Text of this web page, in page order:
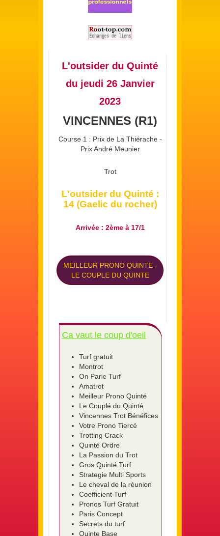
L'outsider du Quinté
du jeudi 26 Janvier
2023
VINCENNES (R1)
Course 1 : Prix de La Thiérache -
Prix André Meunier
Trot
L'outsider du Quinté :
14 (Gaelic du rocher)
Arrivée : 2ème à 17/1
MEILLEUR PRONO QUINTE-
LE COUPLE DU QUINTE
Ca vaut le coup d'oeil
Turf gratuit
Montrot
On Parie Turf
Amatrot
Meilleur Prono Quinté
Le Couplé du Quinté
Vincennes Trot Bénéfices
Votre Prono Tiercé
Trotting Crack
Quinté Ordre
La Passion du Trot
Gros Quinté Turf
Strategie Multi Sports
Le cheval de la réunion
Coefficient Turf
Pronos Turf Gratuit
Paris Concept
Secrets du turf
Quinte Base